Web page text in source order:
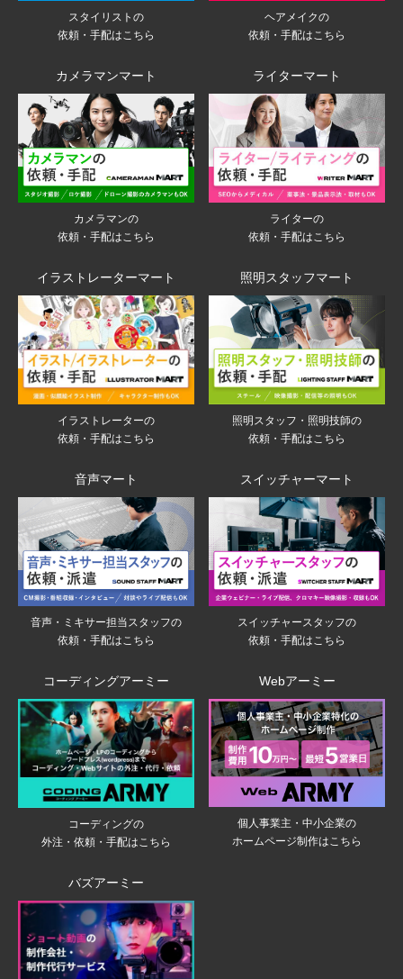
スタイリストの
依頼・手配はこちら
ヘアメイクの
依頼・手配はこちら
カメラマンマート
カメラマンの
依頼・手配はこちら
ライターマート
ライターの
依頼・手配はこちら
イラストレーターマート
イラストレーターの
依頼・手配はこちら
照明スタッフマート
照明スタッフ・照明技師の
依頼・手配はこちら
音声マート
音声・ミキサー担当スタッフの
依頼・手配はこちら
スイッチャーマート
スイッチャースタッフの
依頼・手配はこちら
コーディングアーミー
コーディングの
外注・依頼・手配はこちら
Webアーミー
個人事業主・中小企業の
ホームページ制作はこちら
バズアーミー